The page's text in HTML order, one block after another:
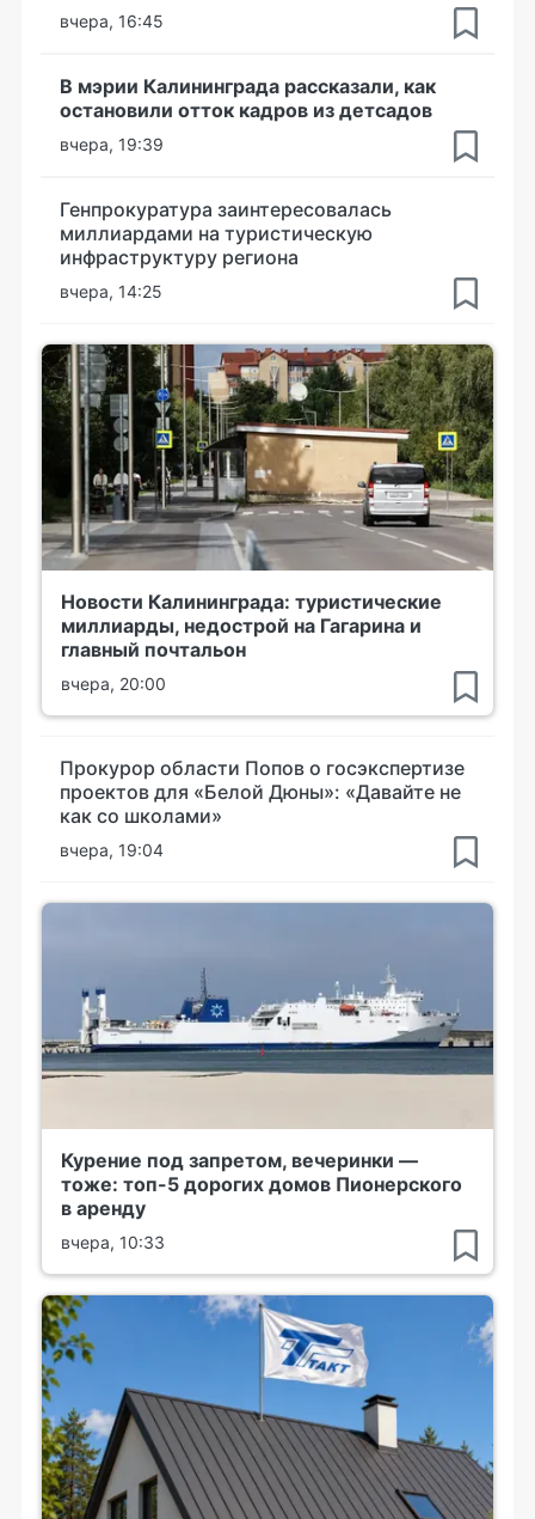
вчера, 16:45
В мэрии Калининграда рассказали, как
остановили отток кадров из детсадов
вчера, 19:39
Генпрокуратура заинтересовалась
миллиардами на туристическую
инфраструктуру региона
вчера, 14:25
Новости Калининграда: туристические
миллиарды, недострой на Гагарина и
главный почтальон
вчера, 20:00
Прокурор области Попов о госэкспертизе
проектов для «Белой Дюны»: «Давайте не
как со школами»
вчера, 19:04
Курение под запретом, вечеринки —
тоже: топ-5 дорогих домов Пионерского
в аренду
вчера, 10:33